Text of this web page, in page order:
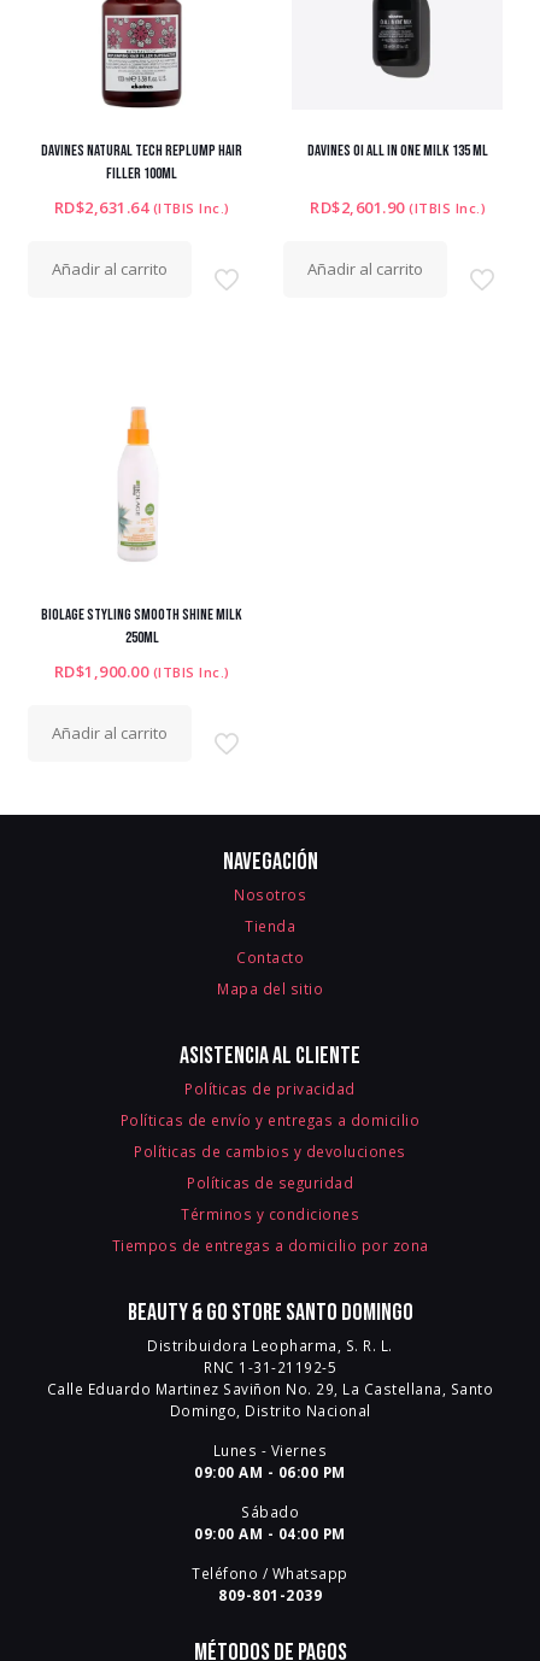
DAVINES NATURAL TECH REPLUMP HAIR
FILLER 100ML
RD$2,631.64 (ITBIS Inc.)
Añadir al carrito
DAVINES OI ALL IN ONE MILK 135 ML
RD$2,601.90 (ITBIS Inc.)
Añadir al carrito
BIOLAGE STYLING SMOOTH SHINE MILK
250ML
RD$1,900.00 (ITBIS Inc.)
Añadir al carrito
Navegación
Nosotros
Tienda
Contacto
Mapa del sitio
Asistencia al cliente
Políticas de privacidad
Políticas de envío y entregas a domicilio
Políticas de cambios y devoluciones
Políticas de seguridad
Términos y condiciones
Tiempos de entregas a domicilio por zona
Beauty & Go Store Santo Domingo
Distribuidora Leopharma, S. R. L.
RNC 1-31-21192-5
Calle Eduardo Martinez Saviñon No. 29, La Castellana, Santo
Domingo, Distrito Nacional
Lunes - Viernes
09:00 AM - 06:00 PM
Sábado
09:00 AM - 04:00 PM
Teléfono / Whatsapp
809-801-2039
Métodos de pagos